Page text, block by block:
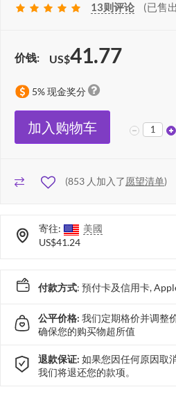
13则评论 (已售
价钱: US$41.77
5% 现金奖分
加入购物车
(853 人加入了愿望清单)
寄往:
美國
US$41.24
付款方式: 預付卡及信用卡,
公平价格: 我们定期格价并调整
确保您的购买物超所值
退款保证: 如果您因任何原因取
我们将退还您的款项。